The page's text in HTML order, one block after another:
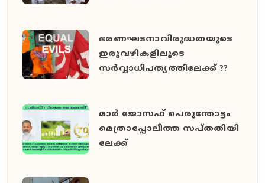
ഭരണഘടനാവിരുദ്ധതയുടെ
ഇരുവഴികളിലൂടെ
സര്‍വ്വാധിപത്യത്തിലേക്ക് ??
മാ​​ർ ജോ​​സ​​ഫ് പെ​​രു​​ന്തോ​​ട്ടം
മെത്രാപ്പോലീത്ത സ​​പ്ത​​തി​​യി​​
ലേ​​ക്ക്